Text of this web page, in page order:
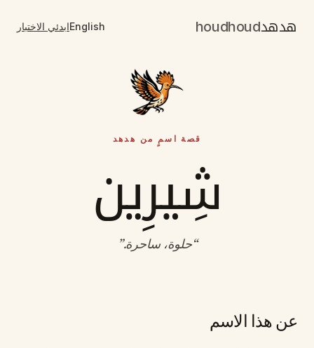
هدهدhoudhoud
Englishابدئي الاختبار
قصة اسمٍ من هدهد
شِيرِين
“حلوة، ساحرة.”
عن هذا الاسم